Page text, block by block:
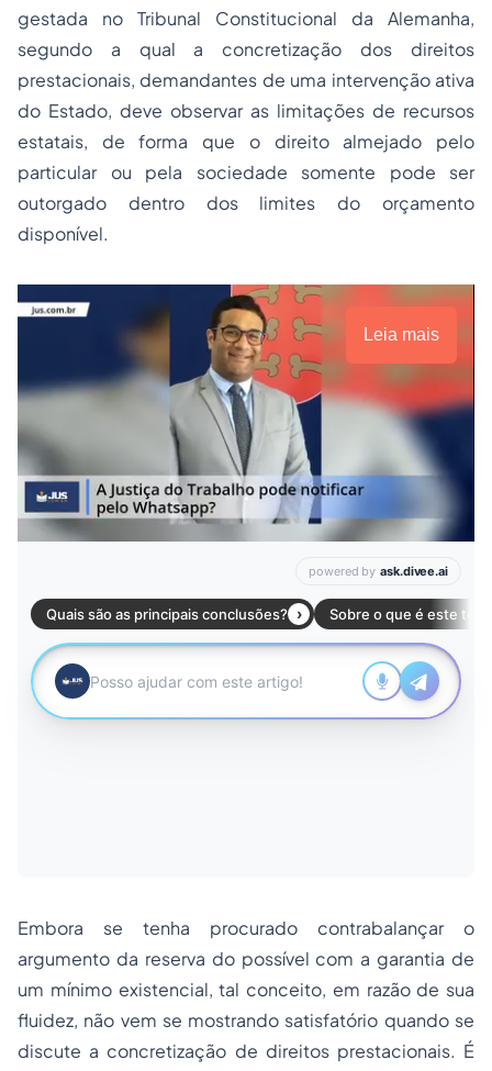
gestada no Tribunal Constitucional da Alemanha,
segundo a qual a concretização dos direitos
prestacionais, demandantes de uma intervenção ativa
do Estado, deve observar as limitações de recursos
estatais, de forma que o direito almejado pelo
particular ou pela sociedade somente pode ser
outorgado dentro dos limites do orçamento
disponível.
Leia mais
Embora se tenha procurado contrabalançar o
argumento da reserva do possível com a garantia de
um mínimo existencial, tal conceito, em razão de sua
fluidez, não vem se mostrando satisfatório quando se
discute a concretização de direitos prestacionais. É